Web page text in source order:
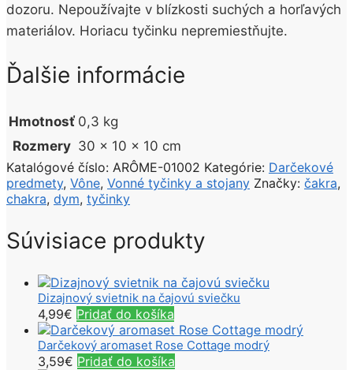
dozoru. Nepoužívajte v blízkosti suchých a horľavých
materiálov. Horiacu tyčinku nepremiestňujte.
Ďalšie informácie
Hmotnosť 0,3 kg
Rozmery 30 × 10 × 10 cm
Katalógové číslo: ARÔME-01002 Kategórie: Darčekové
predmety, Vône, Vonné tyčinky a stojany Značky: čakra,
chakra, dym, tyčinky
Súvisiace produkty
Dizajnový svietnik na čajovú sviečku
4,99€ Pridať do košíka
Darčekový aromaset Rose Cottage modrý
3,59€ Pridať do košíka